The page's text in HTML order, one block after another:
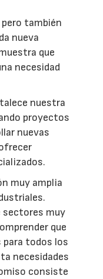
también
nueva
que
necesidad
nuestra
proyectos
nuevas
muy amplia
sectores muy
que
todos los
necesidades
consiste